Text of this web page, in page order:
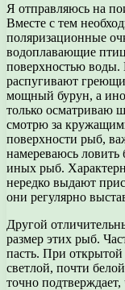
Я отправляюсь на
Вместе с тем
поляризационные
водоплавающие
поверхностью воды.
распугивают
мощный бурун, а
только осматриваю
смотрю за
поверхности рыб,
намереваюсь
иных рыб.
нередко выдают
они регулярно
Другой
размер этих рыб.
пасть. При открытой
светлой, почти
точно